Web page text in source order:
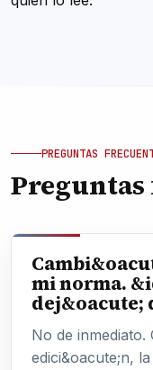
PREGUNTAS
mi norma.
dej&oacute;
No de
edici&oacute;n,